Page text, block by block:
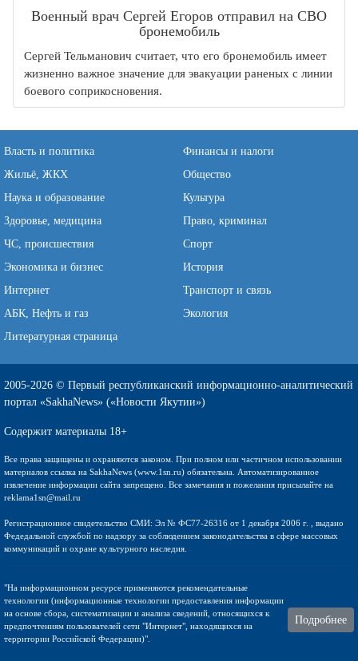
Военный врач Сергей Егоров отправил на СВО
бронемобиль
Сергей Тельманович считает, что его бронемобиль имеет
жизненно важное значение для эвакуации раненых с линии
боевого соприкосновения.
Власть и политика
Финансы и налоги
Жильё, ЖКХ
Общество
Наука и образование
Культура
Здоровье, медицина
Право, криминал
ЧС, происшествия
Спорт
Экономика и бизнес
История
Интернет
Транспорт и связь
АБК, Нефть и газ
Экология
Литературная страница
2005-2026 © Первый республиканский информационно-аналитический
портал «SakhaNews» («Новости Якутии»)
Содержит материалы 18+
Все права защищены и охраняются законом. При полном или частичном использовании
материалов ссылка на SakhaNews (www.1sn.ru) обязательна. Автоматизированное
извлечение информации сайта запрещено. Все замечания и пожелания присылайте на
reklama1sn@mail.ru
Регистрационное свидетельство СМИ: Эл № ФС77-26316 от 1 декабря 2006 г. , выдано
Федедальной службой по надзору за соблюдением законодательства в сфере массовых
коммуникаций и охране культурного наследия.
"На информационном ресурсе применяются рекомендательные
технологии (информационные технологии предоставления информации
на основе сбора, систематизации и анализа сведений, относящихся к
предпочтениям пользователей сети "Интернет", находящихся на
территории Российской Федерации)".
Подробнее